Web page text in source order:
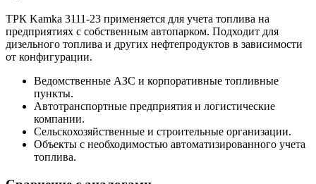
ТРК Kamka 3111-23 применяется для учета топлива на
предприятиях с собственным автопарком. Подходит для
дизельного топлива и других нефтепродуктов в зависимости
от конфигурации.
Ведомственные АЗС и корпоративные топливные
пункты.
Автотранспортные предприятия и логистические
компании.
Сельскохозяйственные и строительные организации.
Объекты с необходимостью автоматизированного учета
топлива.